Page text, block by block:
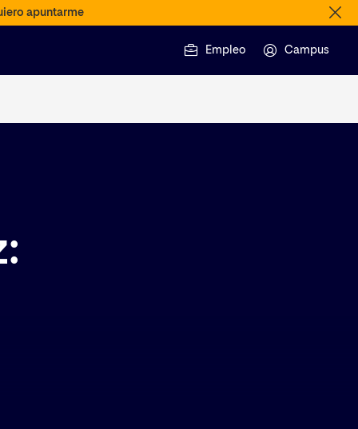
apuntarme
Empleo Campus